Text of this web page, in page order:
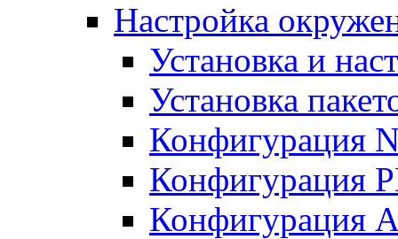
Настройка
Установка и
Установка
Конфигурация
Конфигурация
Конфигурация